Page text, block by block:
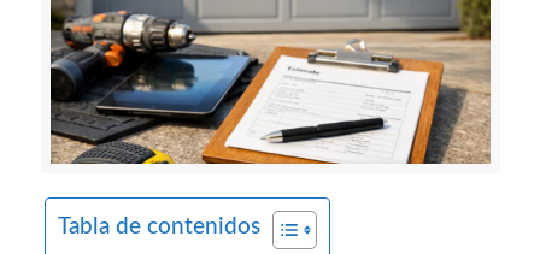
Tabla de contenidos